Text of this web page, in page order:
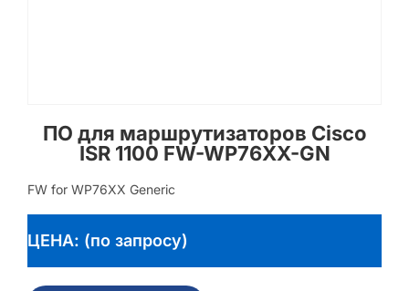
ПО для маршрутизаторов Cisco
ISR 1100 FW-WP76XX-GN
FW for WP76XX Generic
ЦЕНА: (по запросу)